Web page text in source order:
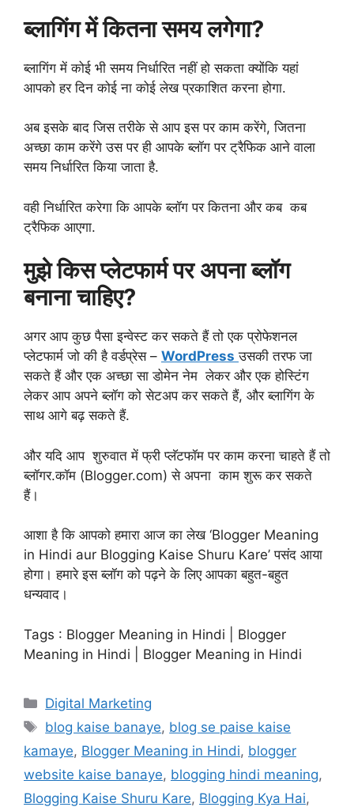
ब्लागिंग में कितना समय लगेगा?
ब्लागिंग में कोई भी समय निर्धारित नहीं हो सकता क्योंकि यहां
आपको हर दिन कोई ना कोई लेख प्रकाशित करना होगा.
अब इसके बाद जिस तरीके से आप इस पर काम करेंगे, जितना
अच्छा काम करेंगे उस पर ही आपके ब्लॉग पर ट्रैफिक आने वाला
समय निर्धारित किया जाता है.
वही निर्धारित करेगा कि आपके ब्लॉग पर कितना और कब कब
ट्रैफिक आएगा.
मुझे किस प्लेटफार्म पर अपना ब्लॉग
बनाना चाहिए?
अगर आप कुछ पैसा इन्वेस्ट कर सकते हैं तो एक प्रोफेशनल
प्लेटफार्म जो की है वर्डप्रेस – WordPress उसकी तरफ जा
सकते हैं और एक अच्छा सा डोमेन नेम लेकर और एक होस्टिंग
लेकर आप अपने ब्लॉग को सेटअप कर सकते हैं, और ब्लागिंग के
साथ आगे बढ़ सकते हैं.
और यदि आप शुरुवात में फ्री प्लॅटफॉम पर काम करना चाहते हैं तो
ब्लॉगर.कॉम (Blogger.com) से अपना काम शुरू कर सकते
हैं।
आशा है कि आपको हमारा आज का लेख ‘Blogger Meaning
in Hindi aur Blogging Kaise Shuru Kare’ पसंद आया
होगा। हमारे इस ब्लॉग को पढ़ने के लिए आपका बहुत-बहुत
धन्यवाद।
Tags : Blogger Meaning in Hindi | Blogger
Meaning in Hindi | Blogger Meaning in Hindi
Categories
Digital Marketing
Tags
blog kaise banaye, blog se paise kaise
kamaye, Blogger Meaning in Hindi, blogger
website kaise banaye, blogging hindi meaning,
Blogging Kaise Shuru Kare, Blogging Kya Hai,